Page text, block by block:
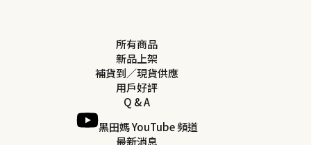
所有商品
新品上架
補貨到／現貨供應
用戶好評
Q & A
黑田媽 YouTube 頻道
最新消息